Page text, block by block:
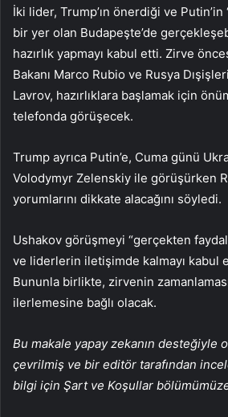
İki lider, Trump’ın önerdiği ve
bir yer olan Budapeşte’de
hazırlık yapmayı kabul etti. Zirve
Bakanı Marco Rubio ve Rusya
Lavrov, hazırlıklara başlamak için
telefonda görüşecek.
Trump ayrıca Putin’e, Cuma günü
Volodymyr Zelenskiy ile görüşürken
yorumlarını dikkate alacağını söyledi.
Ushakov görüşmeyi “gerçekten
ve liderlerin iletişimde kalmayı kabul
Bununla birlikte, zirvenin
ilerlemesine bağlı olacak.
Bu makale yapay zekanın desteğiyle
çevrilmiş ve bir editör tarafından
bilgi için Şart ve Koşullar